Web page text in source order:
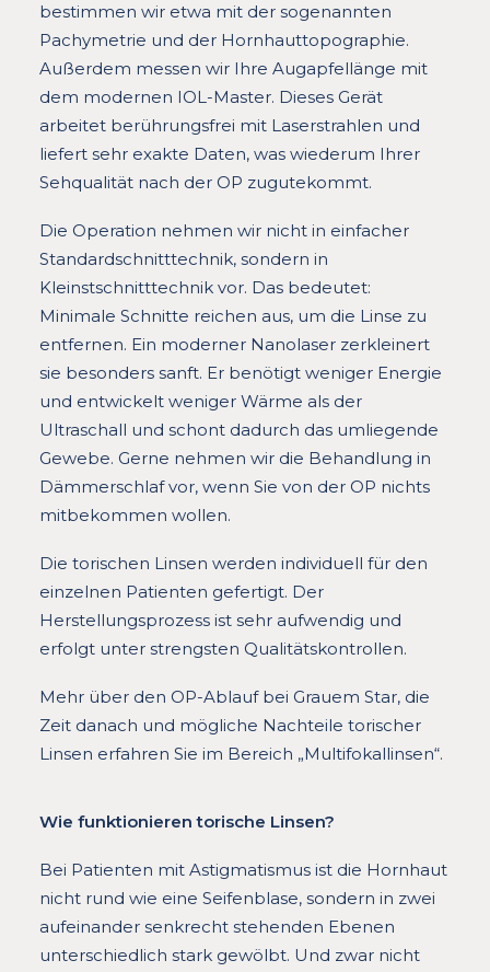
bestimmen wir etwa mit der sogenannten
Pachymetrie und der Hornhauttopographie.
Außerdem messen wir Ihre Augapfellänge mit
dem modernen IOL-Master. Dieses Gerät
arbeitet berührungsfrei mit Laserstrahlen und
liefert sehr exakte Daten, was wiederum Ihrer
Sehqualität nach der OP zugutekommt.
Die Operation nehmen wir nicht in einfacher
Standardschnitttechnik, sondern in
Kleinstschnitttechnik vor. Das bedeutet:
Minimale Schnitte reichen aus, um die Linse zu
entfernen. Ein moderner Nanolaser zerkleinert
sie besonders sanft. Er benötigt weniger Energie
und entwickelt weniger Wärme als der
Ultraschall und schont dadurch das umliegende
Gewebe. Gerne nehmen wir die Behandlung in
Dämmerschlaf vor, wenn Sie von der OP nichts
mitbekommen wollen.
Die torischen Linsen werden individuell für den
einzelnen Patienten gefertigt. Der
Herstellungsprozess ist sehr aufwendig und
erfolgt unter strengsten Qualitätskontrollen.
Mehr über den OP-Ablauf bei Grauem Star, die
Zeit danach und mögliche Nachteile torischer
Linsen erfahren Sie im Bereich „Multifokallinsen“.
Wie funktionieren torische Linsen?
Bei Patienten mit Astigmatismus ist die Hornhaut
nicht rund wie eine Seifenblase, sondern in zwei
aufeinander senkrecht stehenden Ebenen
unterschiedlich stark gewölbt. Und zwar nicht